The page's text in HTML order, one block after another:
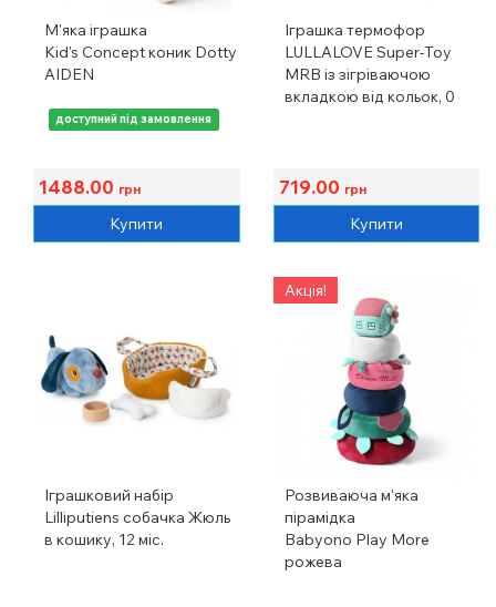
М'яка іграшка
Kid's Concept коник Dotty
AIDEN
доступний під замовлення
1488.00 грн
Купити
Іграшка термофор
LULLALOVE Super-Toy
MRB із зігріваючою
вкладкою від кольок, 0
719.00 грн
Купити
Іграшковий набір
Lilliputiens собачка Жюль
в кошику, 12 міс.
Акція!
Розвиваюча м'яка
пірамідка
Babyono Play More
рожева